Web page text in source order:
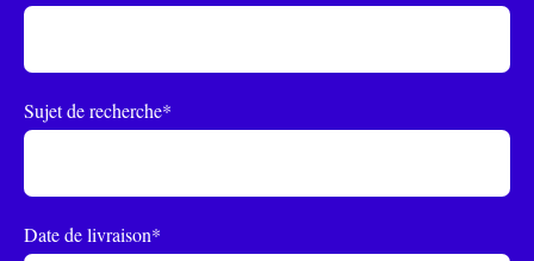
Sujet de recherche*
Date de livraison*